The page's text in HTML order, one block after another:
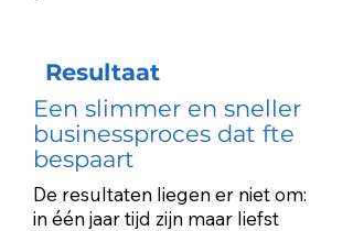
Resultaat
Een slimmer en sneller
businessproces dat fte
bespaart
De resultaten liegen er niet om:
in één jaar tijd zijn maar liefst